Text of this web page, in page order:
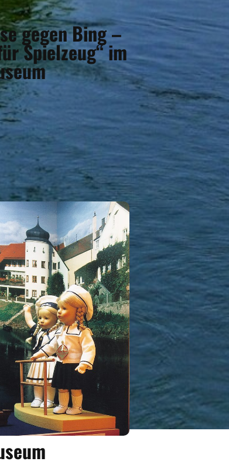
gegen Bing –
Spielzeug“ im
SEHENSWERTES
Eigenen Eintrag kostenlos